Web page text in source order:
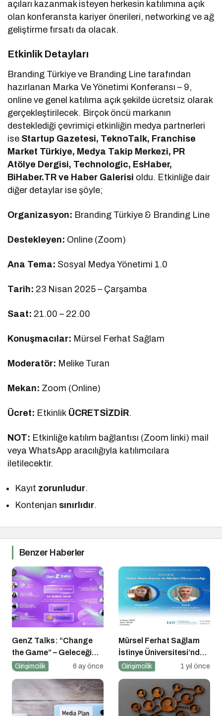
açıları kazanmak isteyen herkesin katılımına açık
olan konferansta kariyer önerileri, networking ve ağ
geliştirme fırsatı da olacak.
Etkinlik Detayları
Branding Türkiye ve Branding Line tarafından
hazırlanan Marka Ve Yönetimi Konferansı – 9,
online ve genel katılıma açık şekilde ücretsiz olarak
gerçekleştirilecek. Birçok öncü markanın
desteklediği çevrimiçi etkinliğin medya partnerleri
ise Startup Gazetesi, TeknoTalk, Franchise
Market Türkiye, Medya Takip Merkezi, PR
Atölye Dergisi, Technologic, EsHaber,
BiHaber.TR ve Haber Galerisi oldu. Etkinliğe dair
diğer detaylar ise şöyle;
Organizasyon: Branding Türkiye & Branding Line
Destekleyen: Online (Zoom)
Ana Tema: Sosyal Medya Yönetimi 1.0
Tarih: 23 Nisan 2025 – Çarşamba
Saat: 21.00 – 22.00
Konuşmacılar: Mürsel Ferhat Sağlam
Moderatör: Melike Turan
Mekan: Zoom (Online)
Ücret: Etkinlik ÜCRETSİZDİR.
NOT: Etkinliğe katılım bağlantısı (Zoom linki) mail
veya WhatsApp aracılığıyla katılımcılara
iletilecektir.
Kayıt zorunludur.
Kontenjan sınırlıdır.
Benzer Haberler
GenZ Talks: “Change
the Game” – Geleceği
Tasarlayanlar Sahne
Girişimcilik 6 ay önce
Mürsel Ferhat Sağlam
İstinye Üniversitesi’nde
Dijital Medya
Kapsamında
Konuşacak!
Girişimcilik 1 yıl önce